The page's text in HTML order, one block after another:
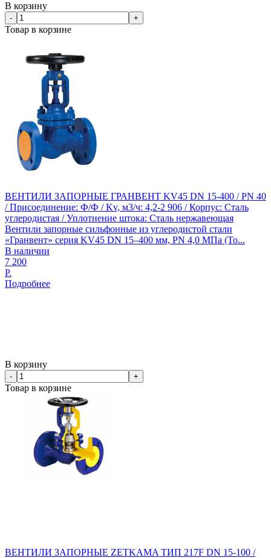
В корзину
- +
Товар в корзине
ВЕНТИЛИ ЗАПОРНЫЕ ГРАНВЕНТ KV45 DN 15-400 / PN 40
/ Присоединение: Ф/Ф / Kv, м3/ч: 4,2-2 906 / Корпус: Сталь
углеродистая / Уплотнение штока: Сталь нержавеющая
Вентили запорные сильфонные из углеродистой стали
«Гранвент» серия KV45 DN 15–400 мм, PN 4,0 МПа (То...
В наличии
7 200
Р.
Подробнее
В корзину
- +
Товар в корзине
ВЕНТИЛИ ЗАПОРНЫЕ ZETKAMA ТИП 217F DN 15-100 /